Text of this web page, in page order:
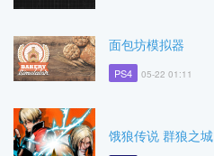
面包坊模拟器
PS4 05-22 01:11
饿狼传说 群狼之城